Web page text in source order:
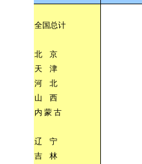
全国总计
北
京
天
津
河
北
山
西
内 蒙 古
辽
宁
吉
林